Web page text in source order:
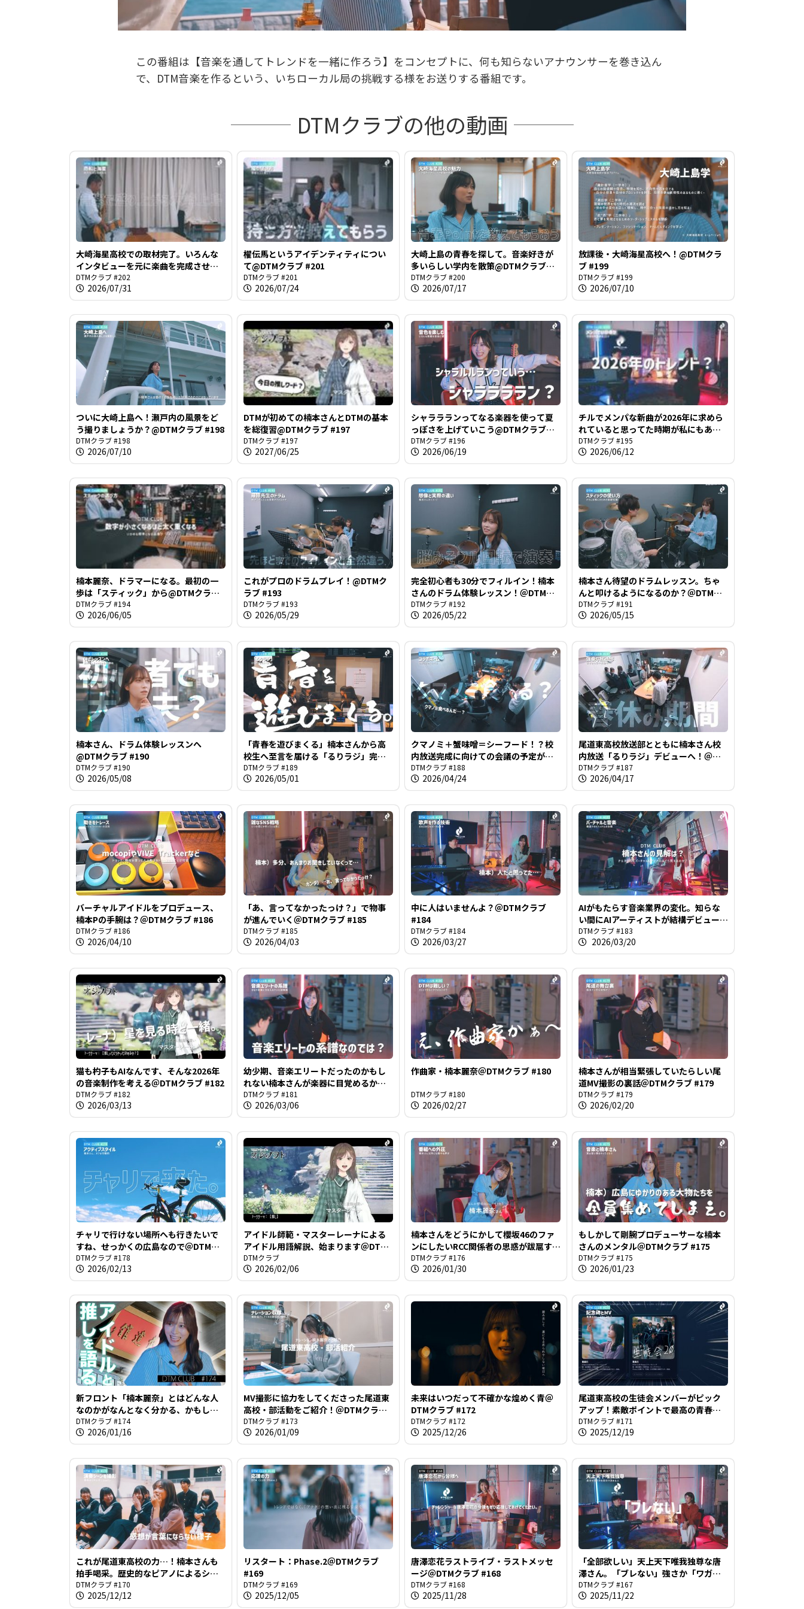
オ
を
再
生
す
る
この番組は【音楽を通してトレンドを一緒に作ろう】をコンセプトに、何も知らないアナウンサーを巻き込ん
で、DTM音楽を作るという、いちローカル局の挑戦する様をお送りする番組です。
DTMクラブの他の動画
大崎海星高校での取材完了。いろんな
インタビューを元に楽曲を完成させま
しょうみなさん@DTMクラブ #202
DTMクラブ #202
2026/07/31
櫂伝馬というアイデンティティについ
て@DTMクラブ #201
DTMクラブ #201
2026/07/24
大崎上島の青春を探して。音楽好きが
多いらしい学内を散策@DTMクラブ
#200
DTMクラブ #200
2026/07/17
放課後・大崎海星高校へ！@DTMクラ
ブ #199
DTMクラブ #199
2026/07/10
ついに大崎上島へ！瀬戸内の風景をど
う撮りましょうか？@DTMクラブ #198
DTMクラブ #198
2026/07/10
DTMが初めての楠本さんとDTMの基本
を総復習@DTMクラブ #197
DTMクラブ #197
2027/06/25
シャララランってなる楽器を使って夏
っぽさを上げていこう@DTMクラブ
#196
DTMクラブ #196
2026/06/19
チルでメンパな新曲が2026年に求めら
れていると思ってた時期が私にもあり
ました@DTMクラブ #195
DTMクラブ #195
2026/06/12
楠本麗奈、ドラマーになる。最初の一
歩は「スティック」から@DTMクラブ
#194
DTMクラブ #194
2026/06/05
これがプロのドラムプレイ！@DTMク
ラブ #193
DTMクラブ #193
2026/05/29
完全初心者も30分でフィルイン！楠本
さんのドラム体験レッスン！＠DTMク
ラブ #192
DTMクラブ #192
2026/05/22
楠本さん待望のドラムレッスン。ちゃ
んと叩けるようになるのか？＠DTMク
ラブ #191
DTMクラブ #191
2026/05/15
楠本さん、ドラム体験レッスンへ
@DTMクラブ #190
DTMクラブ #190
2026/05/08
「青春を遊びまくる」楠本さんから高
校生へ至言を届ける「るりラジ」完成
＠DTMクラブ
DTMクラブ #189
2026/05/01
クマノミ＋蟹味噌＝シーフード！？校
内放送完成に向けての会議の予定が日
常女子トークのような様相に＠DTMク
ラブ #188
DTMクラブ #188
2026/04/24
尾道東高校放送部とともに楠本さん校
内放送「るりラジ」デビューへ！＠
DTMクラブ #187
DTMクラブ #187
2026/04/17
バーチャルアイドルをプロデュース、
楠本Pの手腕は？＠DTMクラブ #186
DTMクラブ #186
2026/04/10
「あ、言ってなかったっけ？」で物事
が進んでいく＠DTMクラブ #185
DTMクラブ #185
2026/04/03
中に人はいませんよ？＠DTMクラブ
#184
DTMクラブ #184
2026/03/27
AIがもたらす音楽業界の変化。知らな
い間にAIアーティストが結構デビュー
してません？＠DTMクラブ #183
DTMクラブ #183
2026/03/20
猫も杓子もAIなんです、そんな2026年
の音楽制作を考える＠DTMクラブ #182
DTMクラブ #182
2026/03/13
幼少期、音楽エリートだったのかもし
れない楠本さんが楽器に目覚めるかも
しれない＠DTMクラブ #181
DTMクラブ #181
2026/03/06
作曲家・楠本麗奈＠DTMクラブ #180
DTMクラブ #180
2026/02/27
楠本さんが相当緊張していたらしい尾
道MV撮影の裏話＠DTMクラブ #179
DTMクラブ #179
2026/02/20
チャリで行けない場所へも行きたいで
すね、せっかくの広島なので＠DTMク
ラブ #178
DTMクラブ #178
2026/02/13
アイドル師範・マスターレーナによる
アイドル用語解説、始まります＠DTM
クラブ #177
DTMクラブ
2026/02/06
楠本さんをどうにかして櫻坂46のファ
ンにしたいRCC関係者の思惑が跋扈する
番組＠DTMクラブ #176
DTMクラブ #176
2026/01/30
もしかして剛腕プロデューサーな楠本
さんのメンタル＠DTMクラブ #175
DTMクラブ #175
2026/01/23
新フロント「楠本麗奈」とはどんな人
なのかがなんとなく分かる、かもしれ
ない＠DTMクラブ #174
DTMクラブ #174
2026/01/16
MV撮影に協力をしてくださった尾道東
高校・部活動をご紹介！＠DTMクラブ
#173
DTMクラブ #173
2026/01/09
未来はいつだって不確かな煌めく青＠
DTMクラブ #172
DTMクラブ #172
2025/12/26
尾道東高校の生徒会メンバーがピック
アップ！素敵ポイントで最高の青春カ
ットを＠DTMクラブ #171
DTMクラブ #171
2025/12/19
これが尾道東高校の力…！楠本さんも
拍手喝采。歴史的なピアノによるショ
パンの演奏＠DTMクラブ #170
DTMクラブ #170
2025/12/12
リスタート：Phase.2＠DTMクラブ
#169
DTMクラブ #169
2025/12/05
唐澤恋花ラストライブ・ラストメッセ
ージ＠DTMクラブ #168
DTMクラブ #168
2025/11/28
「全部欲しい」天上天下唯我独尊な唐
澤さん。「ブレない」強さか「ワガマ
マ」か？＠DTMクラブ #167
DTMクラブ #167
2025/11/22